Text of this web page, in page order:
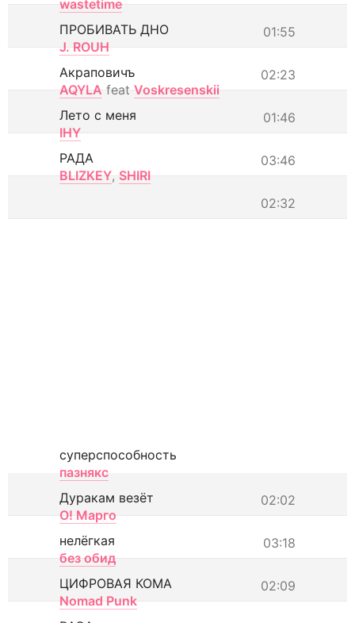
wastetime
01:55
ПРОБИВАТЬ ДНО
J. ROUH
02:23
Акраповичъ
AQYLA feat Voskresenskii
01:46
Лето с меня
IHY
03:46
РАДА
BLIZKEY, SHIRI
02:32
суперспособность
пазнякс
02:02
Дуракам везёт
О! Марго
03:18
нелёгкая
без обид
02:09
ЦИФРОВАЯ КОМА
Nomad Punk